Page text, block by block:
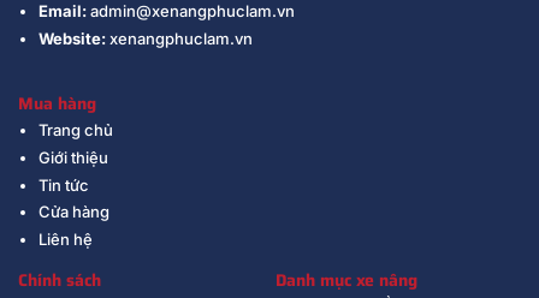
Email:admin@xenangphuclam.vn
Website:xenangphuclam.vn
Mua hàng
Trang chủ
Giới thiệu
Tin tức
Cửa hàng
Liên hệ
Chính sách Danh mục xe nâng